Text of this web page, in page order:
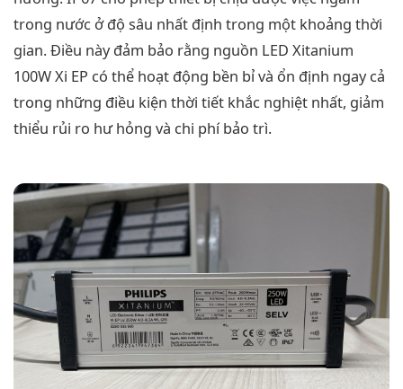
trong nước ở độ sâu nhất định trong một khoảng thời
gian. Điều này đảm bảo rằng nguồn LED Xitanium
100W Xi EP có thể hoạt động bền bỉ và ổn định ngay cả
trong những điều kiện thời tiết khắc nghiệt nhất, giảm
thiểu rủi ro hư hỏng và chi phí bảo trì.